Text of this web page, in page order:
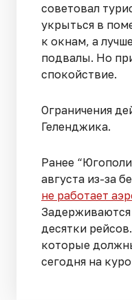
советовал
укрыться в
к окнам, а
подвалы. Но
спокойствие.
Ограничения
Геленджика.
Ранее
августа из-за
не работает
десятки
которые
сегодня на